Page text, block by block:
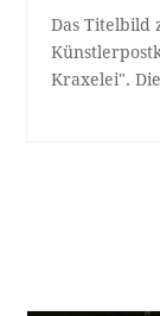
Das Titelbild
Kraxelei".